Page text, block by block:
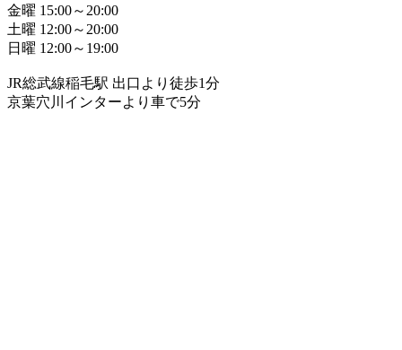
金曜 15:00～20:00
土曜 12:00～20:00
日曜 12:00～19:00
JR総武線稲毛駅 出口より徒歩1分
京葉穴川インターより車で5分